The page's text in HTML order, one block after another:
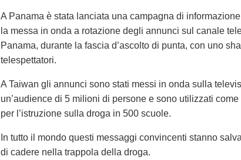
A Panama è stata lanciata una campagna di
la messa in onda a rotazione degli annunci sul canale
Panama, durante la fascia d’ascolto di punta, con uno
telespettatori.
A Taiwan gli annunci sono stati messi in onda sulla
un’audience di 5 milioni di persone e sono utilizzati
per l’istruzione sulla droga in 500 scuole.
In tutto il mondo questi messaggi convincenti stanno
di cadere nella trappola della droga.